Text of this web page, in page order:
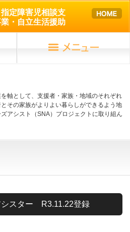
定障害児相談支
・自立生活援助
軸として、支援者・家族・地域のそれぞれ
その家族がよりよい暮らしができるよう地
アシスト（SNA）プロジェクトに取り組ん
シスター R3.11.22登録